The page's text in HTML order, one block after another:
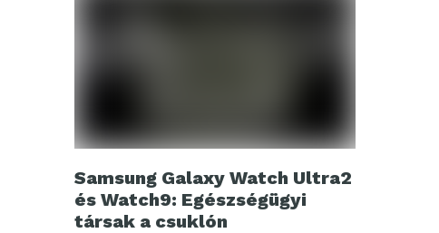
Samsung Galaxy Watch Ultra2
és Watch9: Egészségügyi
társak a csuklón